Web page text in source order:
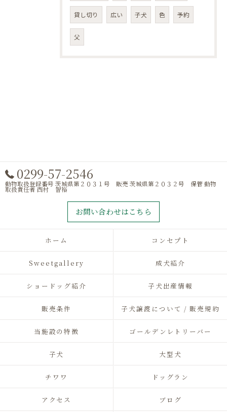
貸し切り 広い 子犬 色 予約
父
0299-57-2546
動物取扱登録番号 茨城県第２０３１号 販売 茨城県第２０３２号 保管 動物
取扱責任者 西村 智裕
お問い合わせはこちら
ホーム コンセプト
Sweetgallery 成犬紹介
ショードッグ紹介 子犬出産情報
販売条件 子犬譲渡について / 販売規約
当施設の特徴 ゴールデンレトリーバー
子犬 大型犬
チワワ ドッグラン
アクセス ブログ